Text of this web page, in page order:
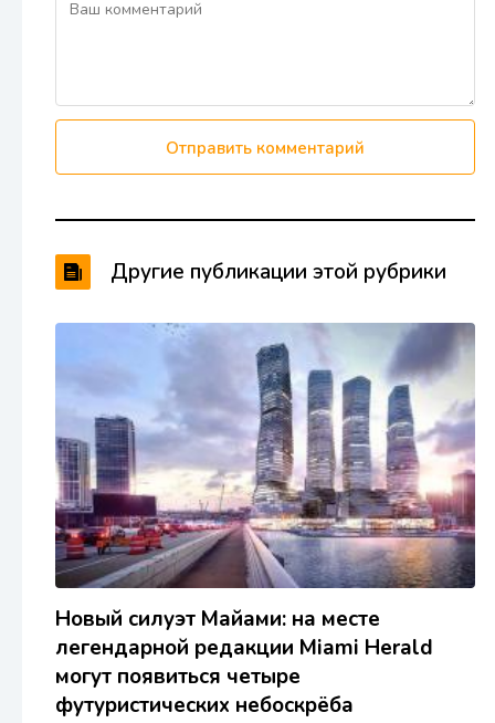
Отправить комментарий
Другие публикации этой рубрики
Новый силуэт Майами: на месте
легендарной редакции Miami Herald
могут появиться четыре
футуристических небоскрёба